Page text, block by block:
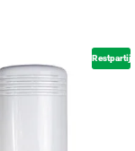
Restpartij